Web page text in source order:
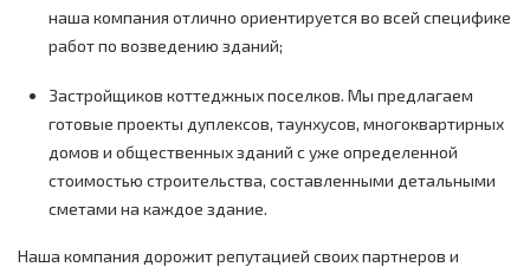
наша компания отлично ориентируется во всей специфике
работ по возведению зданий;
Застройщиков коттеджных поселков. Мы предлагаем
готовые проекты дуплексов, таунхусов, многоквартирных
домов и общественных зданий с уже определенной
стоимостью строительства, составленными детальными
сметами на каждое здание.
Наша компания дорожит репутацией своих партнеров и